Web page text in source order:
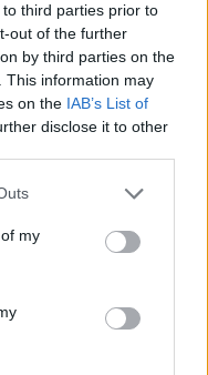
third parties prior to
out of the further
by third parties on the
This information may
on the IAB’s List of
disclose it to other
my